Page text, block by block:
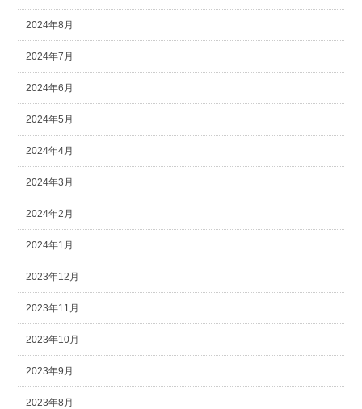
2024年8月
2024年7月
2024年6月
2024年5月
2024年4月
2024年3月
2024年2月
2024年1月
2023年12月
2023年11月
2023年10月
2023年9月
2023年8月